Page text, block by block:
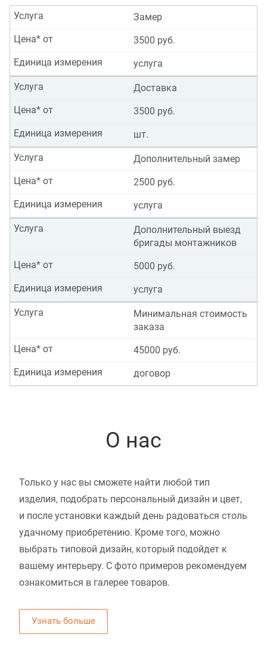
Замер
Услуга
3500 руб.
Цена* от
услуга
Единица измерения
Доставка
Услуга
3500 руб.
Цена* от
шт.
Единица измерения
Дополнительный замер
Услуга
2500 руб.
Цена* от
услуга
Единица измерения
Дополнительный выезд
бригады монтажников
Услуга
5000 руб.
Цена* от
услуга
Единица измерения
Минимальная стоимость
заказа
Услуга
45000 руб.
Цена* от
договор
Единица измерения
О нас
Только у нас вы сможете найти любой тип
изделия, подобрать персональный дизайн и цвет,
и после установки каждый день радоваться столь
удачному приобретению. Кроме того, можно
выбрать типовой дизайн, который подойдет к
вашему интерьеру. С фото примеров рекомендуем
ознакомиться в галерее товаров.
Узнать больше